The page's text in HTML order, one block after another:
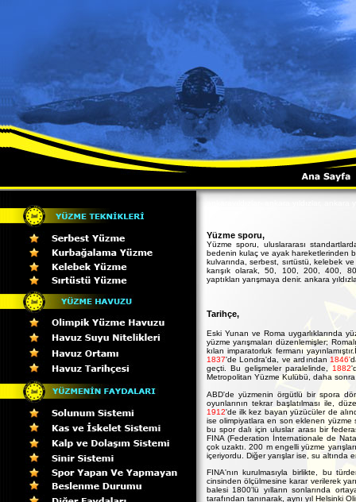
Yüzme sporu,
Yüzme sporu, uluslararası
bedenin kulaç ve ayak hareketlerinden
kulvarında, serbest, sırtüstü, kelebek
karışık olarak, 50, 100, 200, 400,
yaptıkları yarışmaya denir. ankara
Tarihçe,
Eski Yunan ve Roma uygarlıklarında
yüzme yarışmaları düzenlemişler;
kılan imparatorluk fermanı
1837'de Londra'da, ve ardından 1846'
geçti. Bu gelişmeler paralelinde,
1882
Metropolitan Yüzme Kulübü, daha
ABD'de yüzmenin örgütlü bir spora
oyunlarının tekrar başlatılması ile,
1912'de ilk kez bayan yüzücüler de
ise olimpiyatlara en son eklenen yüzme
bu spor dalı için uluslar arası bir
FINA (Federation İnternationale de
çok uzaktı. 200 m engelli yüzme
içeriyordu. Diğer yarışlar ise, su altında
FINA'nın kurulmasıyla birlikte, bu
cinsinden ölçülmesine karar verilerek
balesi 1800'lü yılların sonlarında
tarafından tanınarak, aynı yıl Helsinki